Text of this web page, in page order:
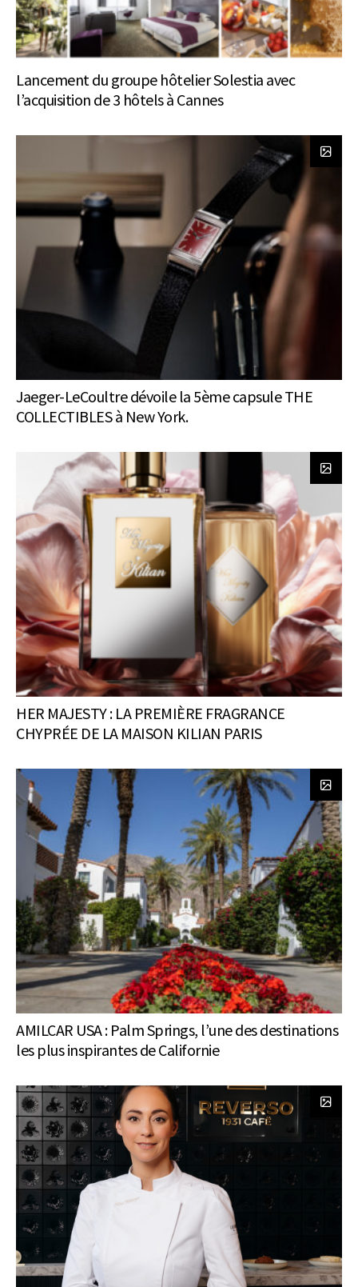
Lancement du groupe hôtelier Solestia avec
l’acquisition de 3 hôtels à Cannes
Jaeger-LeCoultre dévoile la 5ème capsule THE
COLLECTIBLES à New York.
HER MAJESTY : LA PREMIÈRE FRAGRANCE
CHYPRÉE DE LA MAISON KILIAN PARIS
AMILCAR USA : Palm Springs, l’une des destinations
les plus inspirantes de Californie